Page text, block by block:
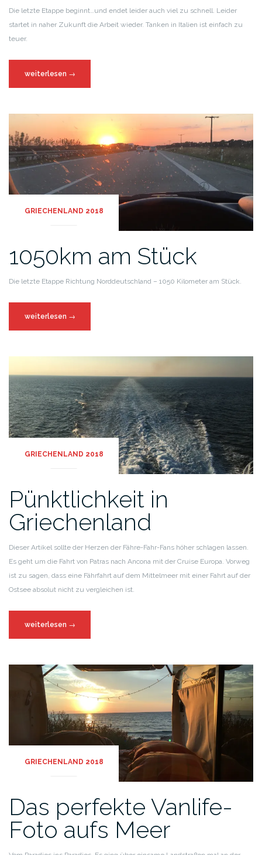
Die letzte Etappe beginnt…und endet leider auch viel zu schnell. Leider
startet in naher Zukunft die Arbeit wieder. Tanken in Italien ist einfach zu
teuer.
weiterlesen →
GRIECHENLAND 2018
1050km am Stück
Die letzte Etappe Richtung Norddeutschland – 1050 Kilometer am Stück.
weiterlesen →
GRIECHENLAND 2018
Pünktlichkeit in
Griechenland
Dieser Artikel sollte der Herzen der Fähre-Fahr-Fans höher schlagen lassen.
Es geht um die Fahrt von Patras nach Ancona mit der Cruise Europa. Vorweg
ist zu sagen, dass eine Fährfahrt auf dem Mittelmeer mit einer Fahrt auf der
Ostsee absolut nicht zu vergleichen ist.
weiterlesen →
GRIECHENLAND 2018
Das perfekte Vanlife-
Foto aufs Meer